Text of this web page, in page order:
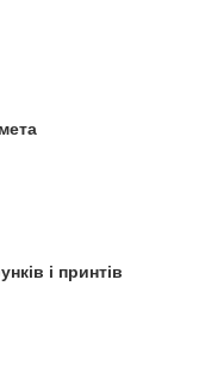
і принтів